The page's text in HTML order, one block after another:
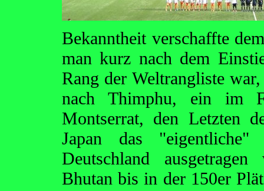
Bekanntheit verschaffte
man kurz nach dem
Rang der Weltrangliste
nach Thimphu, ein im
Montserrat, den Letzten
Japan das
Deutschland
Bhutan bis in der 150er